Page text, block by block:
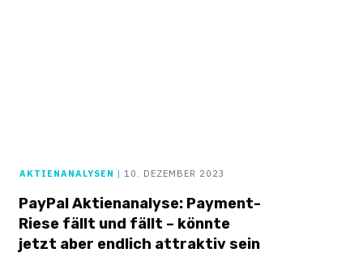
AKTIENANALYSEN | 10. DEZEMBER 2023
PayPal Aktienanalyse: Payment-
Riese fällt und fällt – könnte
jetzt aber endlich attraktiv sein